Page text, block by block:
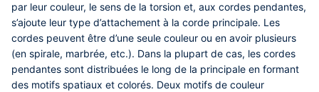
par leur couleur, le sens de la torsion et, aux cordes pendantes,
s’ajoute leur type d’attachement à la corde principale. Les
cordes peuvent être d’une seule couleur ou en avoir plusieurs
(en spirale, marbrée, etc.). Dans la plupart de cas, les cordes
pendantes sont distribuées le long de la principale en formant
des motifs spatiaux et colorés. Deux motifs de couleur